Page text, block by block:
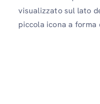
visualizzato sul lato
piccola icona a